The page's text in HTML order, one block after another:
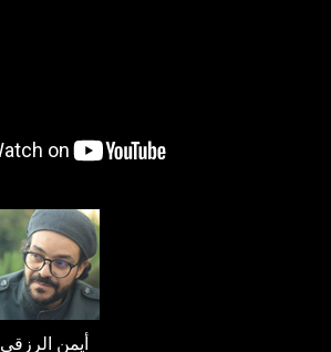
أيمن الرزقي